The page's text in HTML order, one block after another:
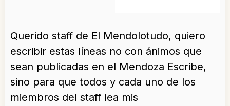
Querido staff de El Mendolotudo, quiero
escribir estas líneas no con ánimos que
sean publicadas en el Mendoza Escribe,
sino para que todos y cada uno de los
miembros del staff lea mis